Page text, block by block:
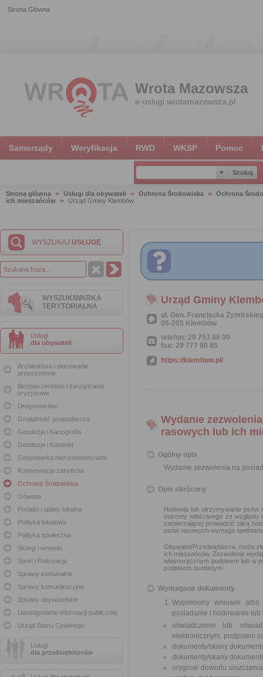
Strona Główna
Wrota Mazowsza
e-uslugi.wrotamazowsza.pl
Samorządy Weryfikacja RWD WKSP Pomoc
Strona główna Usługi dla obywateli Ochrona Środowiska
Ochrona
ich mieszańców
Urząd Gminy Klembów
WYSZUKAJ USŁUGĘ
WYSZUKIWARKA
TERYTORIALNA
Usługi
dla obywateli
Architektura i planowanie
przestrzenne
Bezpieczeństwo i zarządzanie
kryzysowe
Drogownictwo
Działalność gospodarcza
Geodezja i Kartografia
Geodezja i Kataster
Gospodarka nieruchomościami
Konserwacja zabytków
Ochrona Środowiska
Oświata
Podatki i opłaty lokalne
Polityka lokalowa
Polityka społeczna
Skargi i wnioski
Sport i Rekreacja
Sprawy komunalne
Sprawy komunikacyjne
Sprawy obywatelskie
Udostępnianie informacji publicznej
Urząd Stanu Cywilnego
Usługi
dla przedsiębiorców
Urząd Gminy
ul. Gen. Franciszka
05-205 Klembów
telefon: 29 753 88 00
fax: 29 777 90 85
https://klembow.pl/
Wydanie
rasowych lub ich
Ogólny opis
Wydanie zezwolenia na
Opis skrócony
Hodowla lub utrzymywanie
starosty właściwego ze
zamierzającej prowadzić taką
psów rasowych wymaga
Obywatel/Przedsiębiorca, może
ich mieszańców. Zezwolenie
własnoręcznym podpisem lub w
podpisem osobistym.
Wymagane dokumenty
Wypełniony wniosek
posiadanie i hodowanie lub
oświadczenie lub
elektronicznym, podpisem
dokumenty/skany
dokumenty/skany
oryginał dowodu